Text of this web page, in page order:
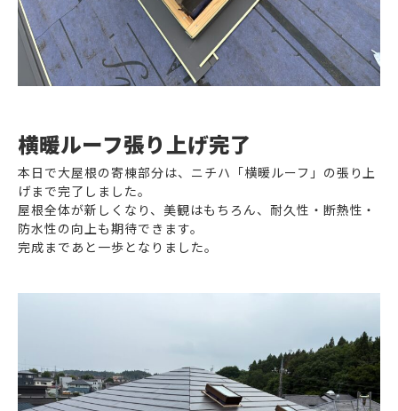
横暖ルーフ張り上げ完了
本日で大屋根の寄棟部分は、ニチハ「横暖ルーフ」の張り上
げまで完了しました。
屋根全体が新しくなり、美観はもちろん、耐久性・断熱性・
防水性の向上も期待できます。
完成まであと一歩となりました。